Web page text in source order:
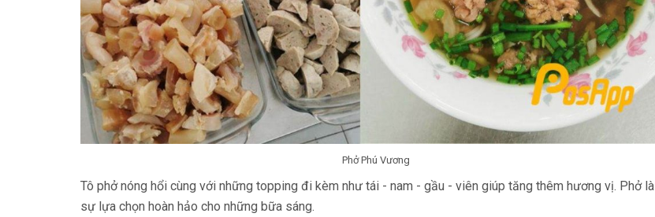
Phở Phú Vương
Tô phở nóng hổi cùng với những topping đi kèm như tái - nam - gầu - viên giúp tăng thêm hương vị. Phở là
sự lựa chọn hoàn hảo cho những bữa sáng.